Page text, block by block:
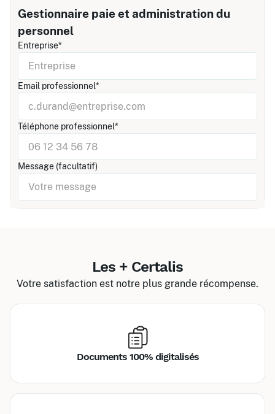
Gestionnaire paie et administration du
personnel
Entreprise*
Email professionnel*
Téléphone professionnel*
Message (facultatif)
Les + Certalis
Votre satisfaction est notre plus grande récompense.
Documents 100% digitalisés